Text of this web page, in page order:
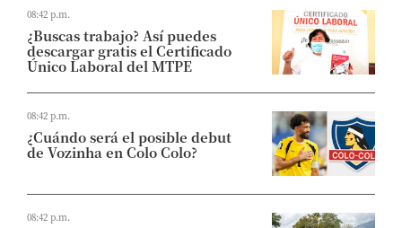
08:42 p.m.
¿Buscas trabajo? Así puedes
descargar gratis el Certificado
Único Laboral del MTPE
08:42 p.m.
¿Cuándo será el posible debut
de Vozinha en Colo Colo?
08:42 p.m.